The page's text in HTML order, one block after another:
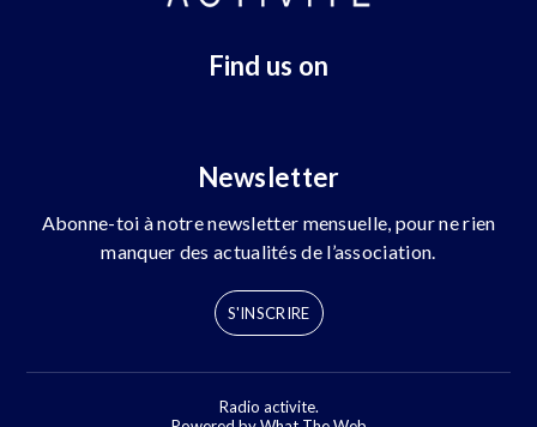
Find us on
Newsletter
Abonne-toi à notre newsletter mensuelle, pour ne rien
manquer des actualités de l’association.
S'INSCRIRE
Radio activite.